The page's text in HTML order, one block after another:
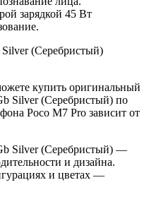
зарядкой 45 Вт
купить оригинальный
Silver (Серебристый) по
Poco M7 Pro зависит от
Silver (Серебристый) —
и дизайна.
и цветах —